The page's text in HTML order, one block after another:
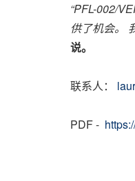
“PFL-002/
供了机会。
说。
联系人：
PDF -